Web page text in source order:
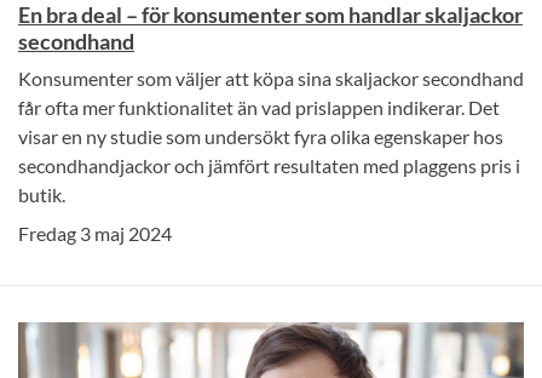
En bra deal – för konsumenter som handlar skaljackor
secondhand
Konsumenter som väljer att köpa sina skaljackor secondhand
får ofta mer funktionalitet än vad prislappen indikerar. Det
visar en ny studie som undersökt fyra olika egenskaper hos
secondhandjackor och jämfört resultaten med plaggens pris i
butik.
Fredag 3 maj 2024